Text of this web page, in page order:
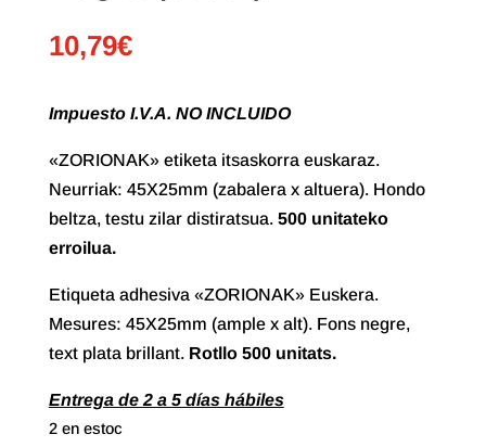
10,79€
Impuesto I.V.A. NO INCLUIDO
«ZORIONAK» etiketa itsaskorra euskaraz.
Neurriak: 45X25mm (zabalera x altuera). Hondo
beltza, testu zilar distiratsua.500 unitateko
erroilua.
Etiqueta adhesiva «ZORIONAK» Euskera.
Mesures: 45X25mm (ample x alt). Fons negre,
text plata brillant. Rotllo 500 unitats.
Entrega de 2 a 5 días hábiles
2 en estoc